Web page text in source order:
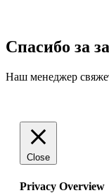
Спасибо за
Наш менеджер
Close
Privacy Overview